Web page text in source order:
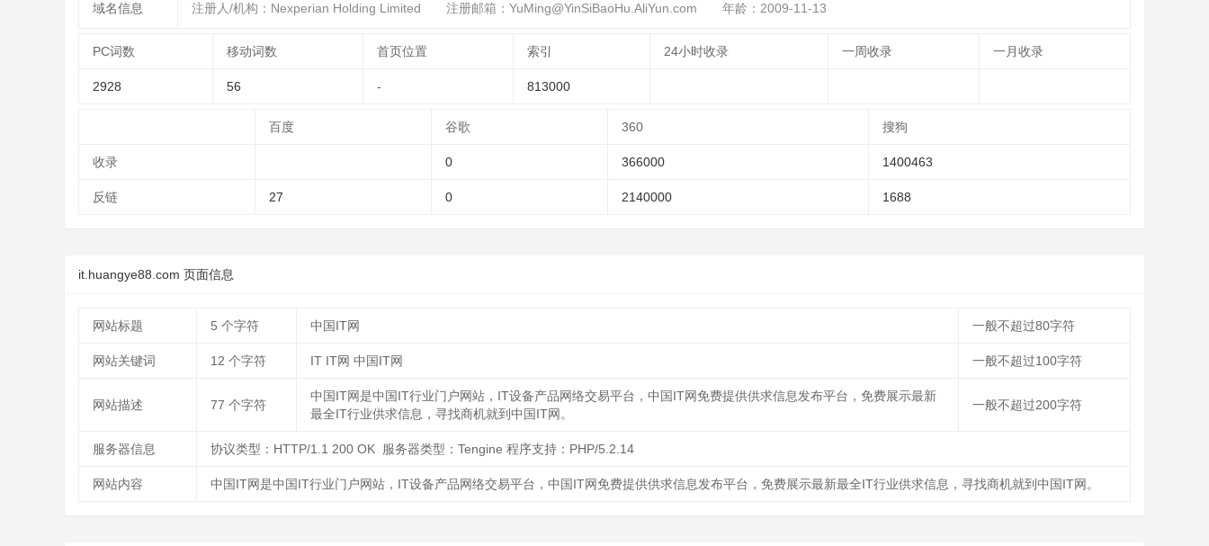
域名信息 注册人/机构：Nexperian Holding Limited 注册邮箱：YuMing@YinSiBaoHu.AliYun.com 年龄：2009-11-13
PC词数 移动词数 首页位置 索引 24小时收录 一周收录 一月收录
2928 56 - 813000
百度 谷歌 360 搜狗
收录 0 366000 1400463
反链 27 0 2140000 1688
it.huangye88.com 页面信息
网站标题 5 个字符 中国IT网 一般不超过80字符
网站关键词 12 个字符 IT IT网 中国IT网 一般不超过100字符
网站描述 77 个字符
中国IT网是中国IT行业门户网站，IT设备产品网络交易平台，中国IT网免费提供供求信息发布平台，免费展示最新
最全IT行业供求信息，寻找商机就到中国IT网。
一般不超过200字符
服务器信息 协议类型：HTTP/1.1 200 OK 服务器类型：Tengine 程序支持：PHP/5.2.14
网站内容 中国IT网是中国IT行业门户网站，IT设备产品网络交易平台，中国IT网免费提供供求信息发布平台，免费展示最新最全IT行业供求信息，寻找商机就到中国IT网。